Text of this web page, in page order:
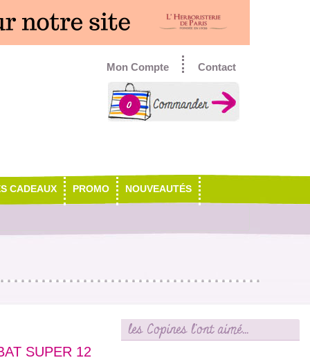
Contact
Mon Compte
0
CADEAUX PROMO NOUVEAUTÉS
SUPER 12
les Copines l'ont aimé...